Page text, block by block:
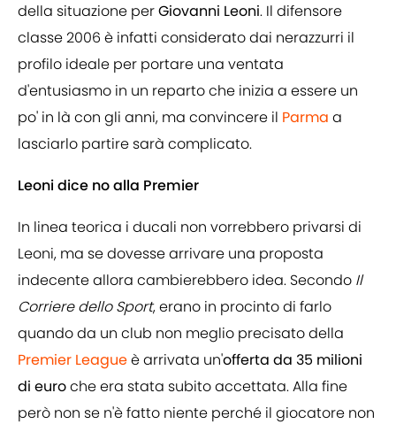
della situazione perGiovanni Leoni. Il difensore
classe 2006 è infatti considerato dai nerazzurri il
profilo ideale per portare una ventata
d'entusiasmo in un reparto che inizia a essere un
po' in là con gli anni, ma convincere il Parma a
lasciarlo partire sarà complicato.
Leoni dice no alla Premier
In linea teorica i ducali non vorrebbero privarsi di
Leoni, ma se dovesse arrivare una proposta
indecente allora cambierebbero idea. Secondo Il
Corriere dello Sport, erano in procinto di farlo
quando da un club non meglio precisato della
Premier Leagueè arrivata un'offerta da 35 milioni
di euroche era stata subito accettata. Alla fine
però non se n'è fatto niente perché il giocatore non